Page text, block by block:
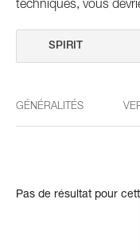
techniques, vous
GÉNÉRALITÉS
Pas de résultat pour